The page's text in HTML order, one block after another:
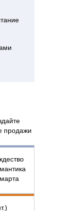
продажи